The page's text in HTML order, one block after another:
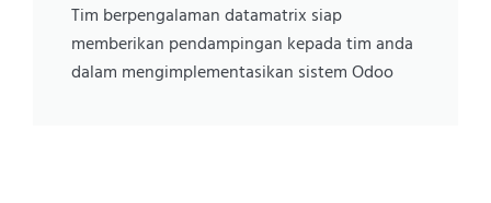
Tim berpengalaman datamatrix siap
memberikan pendampingan kepada tim anda
dalam mengimplementasikan sistem Odoo